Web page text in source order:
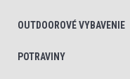
OUTDOOROVÉ VYBAVENIE
POTRAVINY